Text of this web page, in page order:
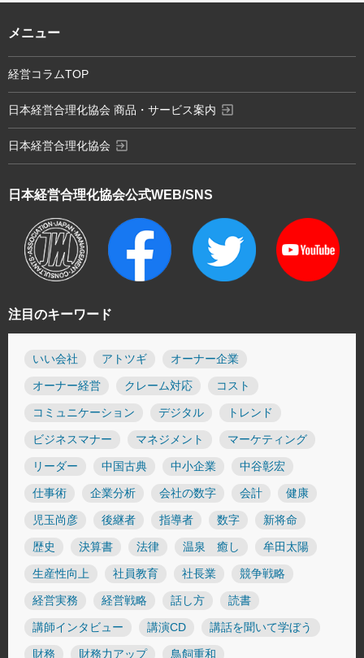
注目のキーワード
いい会社 アトツギ オーナー企業
オーナー経営 クレーム対応 コスト
コミュニケーション デジタル トレンド
ビジネスマナー マネジメント マーケティング
リーダー 中国古典 中小企業 中谷彰宏
仕事術 企業分析 会社の数字 会計 健康
児玉尚彦 後継者 指導者 数字 新将命
歴史 決算書 法律 温泉 癒し 牟田太陽
生産性向上 社員教育 社長業 競争戦略
経営実務 経営戦略 話し方 読書
講師インタビュー 講演CD 講話を聞いて学ぼう
財務 財務力アップ 鳥飼重和
日本経営合理化協会公式WEB/SNS
メニュー
経営コラムTOP
日本経営合理化協会 商品・サービス案内 exit_to_app
日本経営合理化協会 exit_to_app